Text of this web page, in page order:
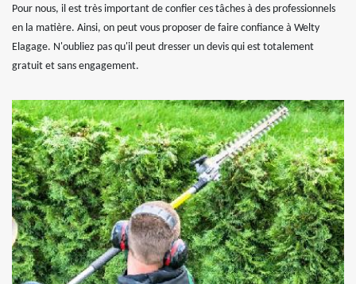
Pour nous, il est très important de confier ces tâches à des professionnels
en la matière. Ainsi, on peut vous proposer de faire confiance à Welty
Elagage. N'oubliez pas qu'il peut dresser un devis qui est totalement
gratuit et sans engagement.